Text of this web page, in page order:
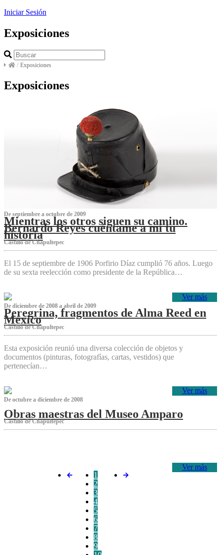
Iniciar Sesión
Exposiciones
/ Exposiciones
Exposiciones
De septiembre a octubre de 2009
Mientras los otros siguen su camino.
Bernardo Reyes cuéntame a mí tu
historia
Castillo de Chapultepec
El 15 de septiembre de 1906 Porfirio Díaz cumplió 76 años. Luego
de su sexta reelección como presidente de la República…
Ver más
De diciembre de 2008 a abril de 2009
Peregrina, fragmentos de Alma Reed en
México
Castillo de Chapultepec
Esta exposición reunió una diversa colección de objetos y
documentos (pinturas, fotografías, cartas, vestidos) que
pertenecían…
Ver más
De octubre a diciembre de 2008
Obras maestras del Museo Amparo
Castillo de Chapultepec
Ver más
1
2
3
4
5
6
7
8
9